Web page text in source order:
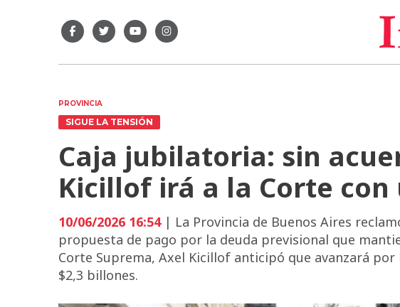
PROVINCIA
SIGUE LA TENSIÓN
Caja jubilatoria: sin
Kicillof irá a la Corte
10/06/2026 16:54| La Provincia de Buenos Aires
propuesta de pago por la deuda previsional que
Corte Suprema, Axel Kicillof anticipó que avanzará
$2,3 billones.